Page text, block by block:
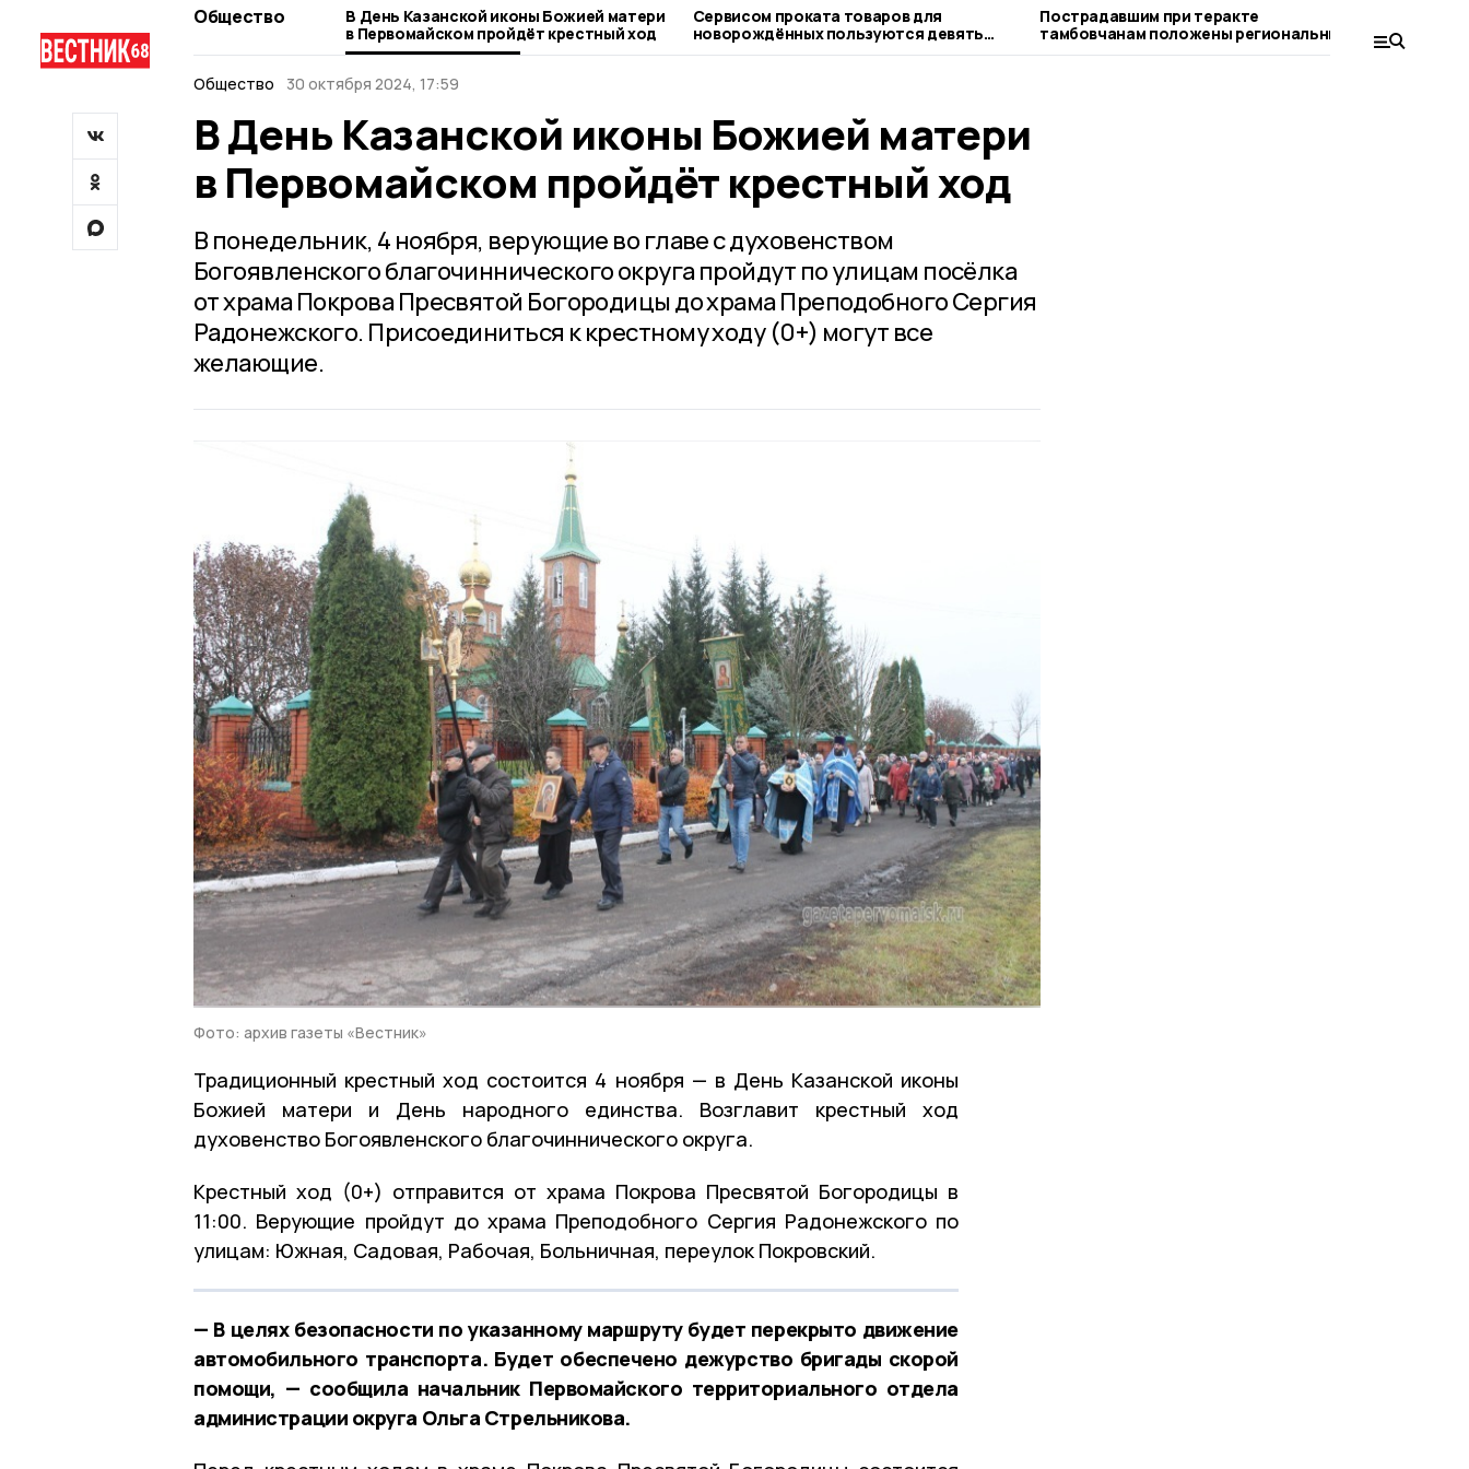
Общество
В День Казанской иконы Божией матери
в Первомайском пройдёт крестный ход
Сервисом проката товаров для
новорождённых пользуются девять
первомайских семей
Пострадавшим при теракте
тамбовчанам положены региональные
выплаты
«уловом»
Общество 30 октября 2024, 17:59
В День Казанской иконы Божией матери
в Первомайском пройдёт крестный ход
В понедельник, 4 ноября, верующие во главе с духовенством
Богоявленского благочиннического округа пройдут по улицам посёлка
от храма Покрова Пресвятой Богородицы до храма Преподобного Сергия
Радонежского. Присоединиться к крестному ходу (0+) могут все
желающие.
Фото: архив газеты «Вестник»
Традиционный крестный ход состоится 4 ноября — в День Казанской иконы
Божией матери и День народного единства. Возглавит крестный ход
духовенство Богоявленского благочиннического округа.
Крестный ход (0+) отправится от храма Покрова Пресвятой Богородицы в
11:00. Верующие пройдут до храма Преподобного Сергия Радонежского по
улицам: Южная, Садовая, Рабочая, Больничная, переулок Покровский.
— В целях безопасности по указанному маршруту будет перекрыто движение
автомобильного транспорта. Будет обеспечено дежурство бригады скорой
помощи, — сообщила начальник Первомайского территориального отдела
администрации округа Ольга Стрельникова.